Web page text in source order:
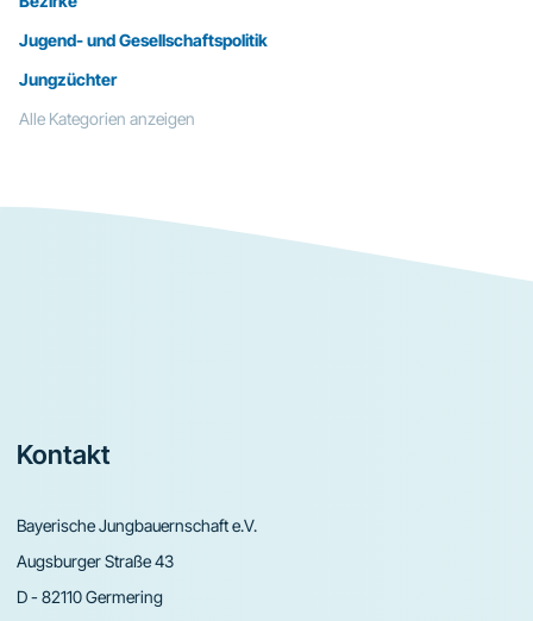
Jugend- und Gesellschaftspolitik
Jungzüchter
Alle Kategorien anzeigen
Footer
Kontakt
Bayerische Jungbauernschaft e.V.
Augsburger Straße 43
D - 82110 Germering